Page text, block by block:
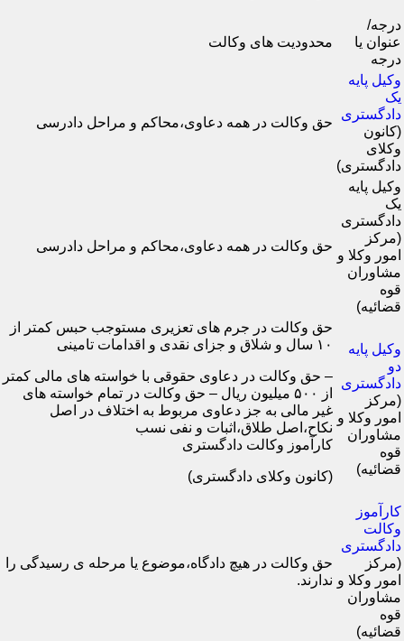
درجه/
عنوان یا
درجه
محدودیت های وکالت
وکیل پایه
یک
دادگستری
(کانون
وکلای
دادگستری)
حق وکالت در همه دعاوی،محاکم و مراحل دادرسی
وکیل پایه
یک
دادگستری
(مرکز
امور وکلا و
مشاوران
قوه
قضائیه)
حق وکالت در همه دعاوی،محاکم و مراحل دادرسی
وکیل پایه
دو
دادگستری
(مرکز
امور وکلا و
مشاوران
قوه
قضائیه)
حق وکالت در جرم های تعزیری مستوجب حبس کمتر از
۱۰ سال و شلاق و جزای نقدی و اقدامات تامینی
– حق وکالت در دعاوی حقوقی با خواسته های مالی کمتر
از ۵۰۰ میلیون ریال – حق وکالت در تمام خواسته های
غیر مالی به جز دعاوی مربوط به اختلاف در اصل
نکاح،اصل طلاق،اثبات و نفی نسب
کارآموز وکالت دادگستری
(کانون وکلای دادگستری)
کارآموز
وکالت
دادگستری
(مرکز
امور وکلا و
مشاوران
قوه
قضائیه)
حق وکالت در هیچ دادگاه،موضوع یا مرحله ی رسیدگی را
ندارند.